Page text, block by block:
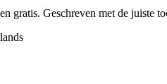
gratis. Geschreven met de juiste